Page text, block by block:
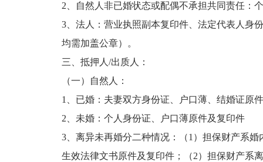
2、自然人非已婚状态或配偶不承担共同责任：
3、法人：营业执照副本复印件、法定代表人身
均需加盖公章）。
三、抵押人/出质人：
（一）自然人：
1、已婚：夫妻双方身份证、户口薄、结婚证原
2、未婚：个人身份证、户口薄原件及复印件
3、离异未再婚分二种情况：（1）担保财产系
生效法律文书原件及复印件；（2）担保财产系